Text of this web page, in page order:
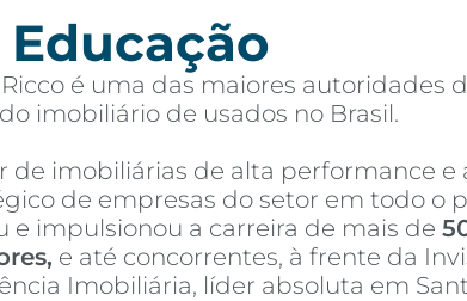
Educação
é uma das maiores autoridades
imobiliário de usados no Brasil.
de imobiliárias de alta performance e
de empresas do setor em todo o
e impulsionou a carreira de mais de
e até concorrentes, à frente da
Imobiliária, líder absoluta em